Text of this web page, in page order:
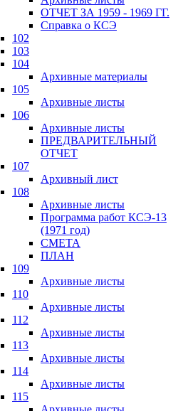
ОТЧЕТ ЗА 1959 - 1969 ГГ.
Справка о КСЭ
102
103
104
Архивные материалы
105
Архивные листы
106
Архивные листы
ПРЕДВАРИТЕЛЬНЫЙ
ОТЧЕТ
107
Архивный лист
108
Архивные листы
Программа работ КСЭ-13
(1971 год)
СМЕTA
ПЛАН
109
Архивные листы
110
Архивные листы
112
Архивные листы
113
Архивные листы
114
Архивные листы
115